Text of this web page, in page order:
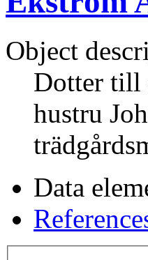
Object
Dotter till
hustru
Data